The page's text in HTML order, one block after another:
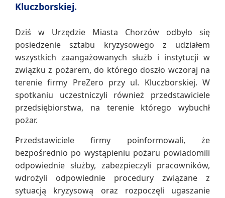
Kluczborskiej.
Dziś w Urzędzie Miasta Chorzów odbyło się
posiedzenie sztabu kryzysowego z udziałem
wszystkich zaangażowanych służb i instytucji w
związku z pożarem, do którego doszło wczoraj na
terenie firmy PreZero przy ul. Kluczborskiej. W
spotkaniu uczestniczyli również przedstawiciele
przedsiębiorstwa, na terenie którego wybuchł
pożar.
Przedstawiciele firmy poinformowali, że
bezpośrednio po wystąpieniu pożaru powiadomili
odpowiednie służby, zabezpieczyli pracowników,
wdrożyli odpowiednie procedury związane z
sytuacją kryzysową oraz rozpoczęli ugaszanie